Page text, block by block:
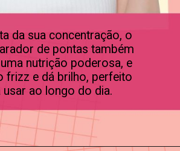
da sua concentração, o
de pontas também
nutrição poderosa, e
frizz e dá brilho, perfeito
usar ao longo do dia.